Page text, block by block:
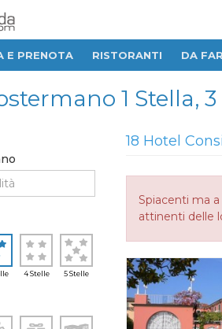
E PRENOTA RISTORANTI DA
1 Stella,
4 Stelle 5 Stelle
18 Hotel
Spiacenti ma a
attinenti delle